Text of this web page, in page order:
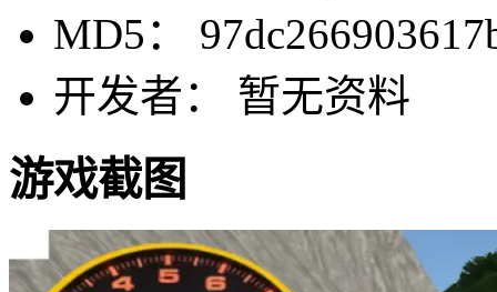
MD5：
开发者： 暂无资料
游戏截图